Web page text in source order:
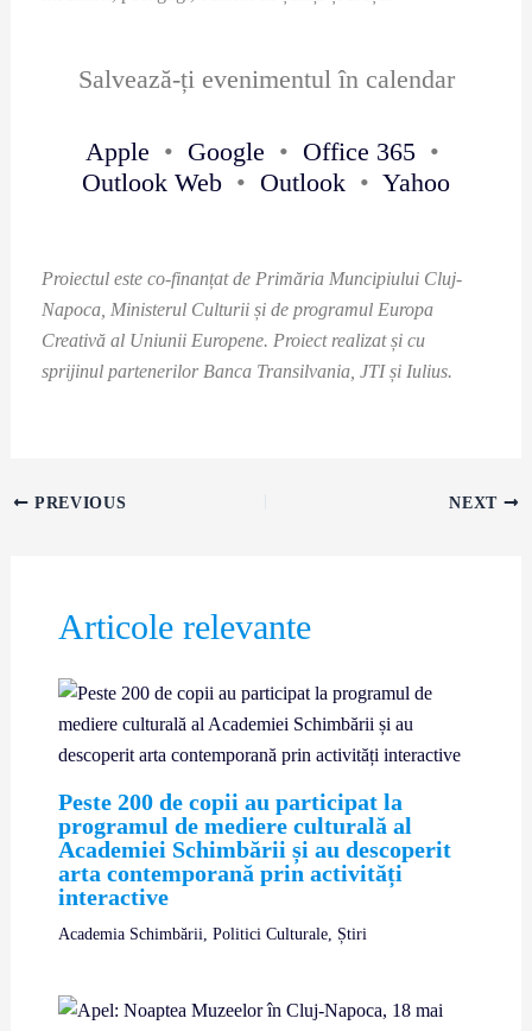
Salvează-ți evenimentul în calendar
Apple • Google • Office 365 •
Outlook Web • Outlook • Yahoo
Proiectul este co-finanțat de Primăria Muncipiului Cluj-
Napoca, Ministerul Culturii și de programul Europa
Creativă al Uniunii Europene. Proiect realizat și cu
sprijinul partenerilor Banca Transilvania, JTI și Iulius.
PREVIOUS NEXT
Articole relevante
Peste 200 de copii au participat la
programul de mediere culturală al
Academiei Schimbării și au descoperit
arta contemporană prin activități
interactive
Academia Schimbării Politici Culturale, Știri